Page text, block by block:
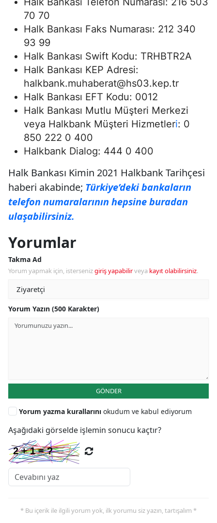
70 70
Halk Bankası Faks Numarası: 212 340
93 99
Halk Bankası Swift Kodu: TRHBTR2A
Halk Bankası KEP Adresi:
halkbank.muhaberat@hs03.kep.tr
Halk Bankası EFT Kodu: 0012
Halk Bankası Mutlu Müşteri Merkezi
veya Halkbank Müşteri Hizmetleri: 0
850 222 0 400
Halkbank Dialog: 444 0 400
Halk Bankası Kimin 2021 Halkbank Tarihçesi
haberi akabinde; Türkiye’deki bankaların
telefon numaralarının hepsine buradan
ulaşabilirsiniz.
Yorumlar
Takma Ad
Yorum yapmak için, istersenizgiriş yapabilirveya kayıt olabilirsiniz.
Yorum Yazın (500 Karakter)
GÖNDER
Yorum yazma kurallarını okudum ve kabul ediyorum
Aşağıdaki görselde işlemin sonucu kaçtır?
* Bu içerik ile ilgili yorum yok, ilk yorumu siz yazın, tartışalım *